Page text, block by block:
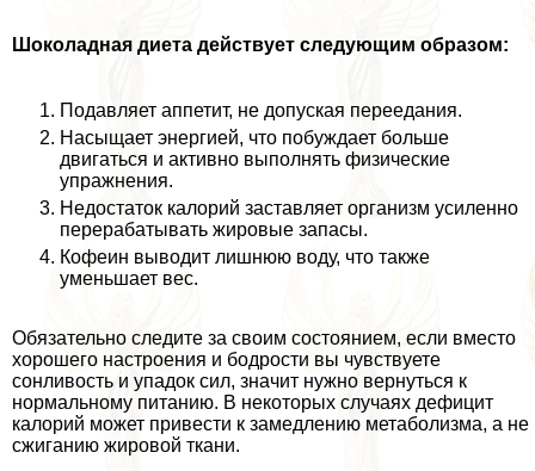
Шоколадная диета действует следующим образом:
Подавляет аппетит, не допуская переедания.
Насыщает энергией, что побуждает больше
двигаться и активно выполнять физические
упражнения.
Недостаток калорий заставляет организм усиленно
переpaбатывать жировые запасы.
Кофеин выводит лишнюю воду, что также
уменьшает вес.
Обязательно следите за своим состоянием, если вместо
хорошего настроения и бодрости вы чувствуете
сонливость и упадок сил, значит нужно вернуться к
нормальному питанию. В некоторых случаях дефицит
калорий может привести к замедлению метаболизма, а не
сжиганию жировой ткани.